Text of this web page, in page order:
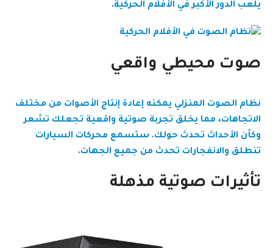
يلعب الدور الأكبر في الأفلام الحركية.
صوت محيطي واقعي
نظام الصوت المنزلي يمكنه إعادة إنتاج الأصوات من مختلف
الاتجاهات، مما يخلق تجربة صوتية واقعية تجعلك تشعر
وكأن الأحداث تحدث حولك. ستسمع محركات السيارات
تنطلق والانفجارات تحدث من جميع الجهات.
تأثيرات صوتية مذهلة